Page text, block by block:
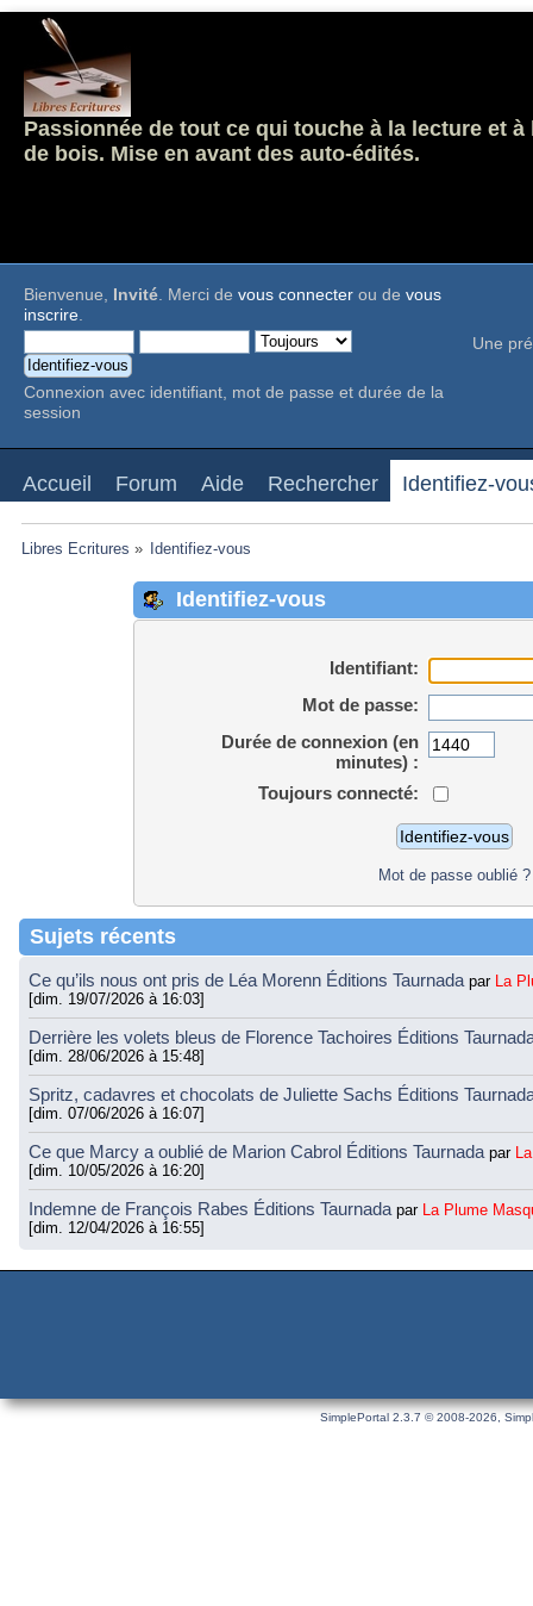
Passionnée de tout ce qui touche à la lecture et
de bois. Mise en avant des auto-édités.
Bienvenue, Invité. Merci de vous connecter ou de vous
inscrire.
Connexion avec identifiant, mot de passe et durée de la
session
Une
Accueil Forum Aide Rechercher Identifiez-
Libres Ecritures » Identifiez-vous
Identifiez-vous
Identifiant:
Mot de passe:
Durée de connexion (en
minutes) :
Toujours connecté:
Mot de passe oublié ?
Sujets récents
Ce qu’ils nous ont pris de Léa Morenn Éditions Taurnada par La
[dim. 19/07/2026 à 16:03]
Derrière les volets bleus de Florence Tachoires Éditions
[dim. 28/06/2026 à 15:48]
Spritz, cadavres et chocolats de Juliette Sachs Éditions
[dim. 07/06/2026 à 16:07]
Ce que Marcy a oublié de Marion Cabrol Éditions Taurnada par
[dim. 10/05/2026 à 16:20]
Indemne de François Rabes Éditions Taurnada par La Plume
[dim. 12/04/2026 à 16:55]
SimplePortal 2.3.7 © 2008-2026,